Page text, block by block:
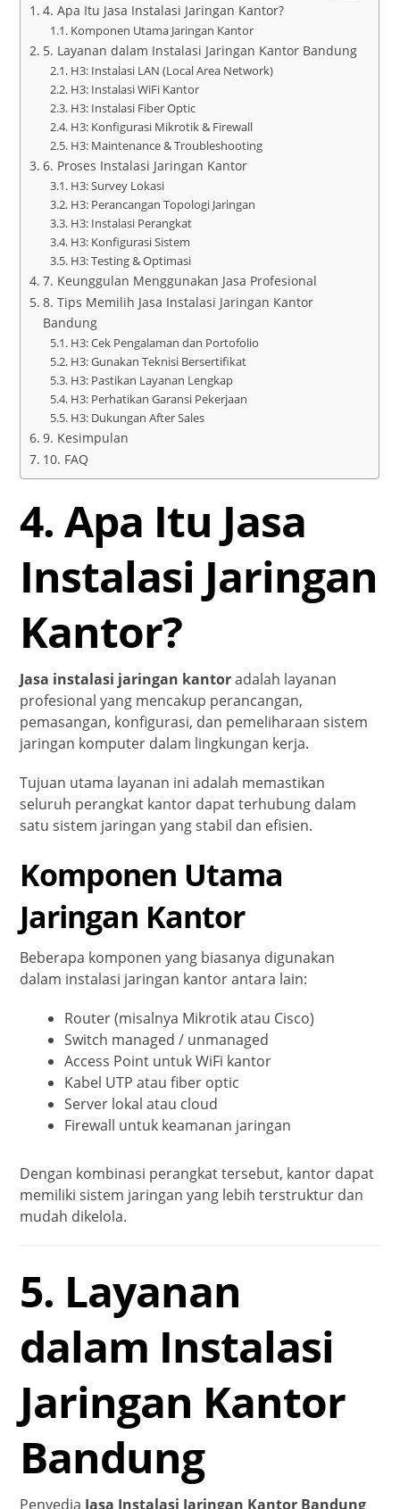
4. Apa Itu Jasa Instalasi Jaringan Kantor?
Komponen Utama Jaringan Kantor
5. Layanan dalam Instalasi Jaringan Kantor Bandung
H3: Instalasi LAN (Local Area Network)
H3: Instalasi WiFi Kantor
H3: Instalasi Fiber Optic
H3: Konfigurasi Mikrotik & Firewall
H3: Maintenance & Troubleshooting
6. Proses Instalasi Jaringan Kantor
H3: Survey Lokasi
H3: Perancangan Topologi Jaringan
H3: Instalasi Perangkat
H3: Konfigurasi Sistem
H3: Testing & Optimasi
7. Keunggulan Menggunakan Jasa Profesional
8. Tips Memilih Jasa Instalasi Jaringan Kantor
Bandung
H3: Cek Pengalaman dan Portofolio
H3: Gunakan Teknisi Bersertifikat
H3: Pastikan Layanan Lengkap
H3: Perhatikan Garansi Pekerjaan
H3: Dukungan After Sales
9. Kesimpulan
10. FAQ
4. Apa Itu Jasa
Instalasi Jaringan
Kantor?
Jasa instalasi jaringan kantoradalah layanan
profesional yang mencakup perancangan,
pemasangan, konfigurasi, dan pemeliharaan sistem
jaringan komputer dalam lingkungan kerja.
Tujuan utama layanan ini adalah memastikan
seluruh perangkat kantor dapat terhubung dalam
satu sistem jaringan yang stabil dan efisien.
Komponen Utama
Jaringan Kantor
Beberapa komponen yang biasanya digunakan
dalam instalasi jaringan kantor antara lain:
Router (misalnya Mikrotik atau Cisco)
Switch managed / unmanaged
Access Point untuk WiFi kantor
Kabel UTP atau fiber optic
Server lokal atau cloud
Firewall untuk keamanan jaringan
Dengan kombinasi perangkat tersebut, kantor dapat
memiliki sistem jaringan yang lebih terstruktur dan
mudah dikelola.
5. Layanan
dalam Instalasi
Jaringan Kantor
Bandung
Penyedia Jasa Instalasi Jaringan Kantor Bandung